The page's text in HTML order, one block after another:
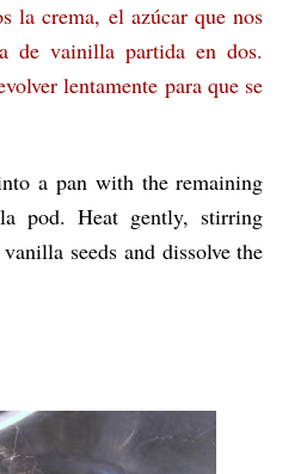
la crema, el azúcar que nos
de vainilla partida en dos.
lentamente para que se
a pan with the remaining
pod. Heat gently, stirring
seeds and dissolve the